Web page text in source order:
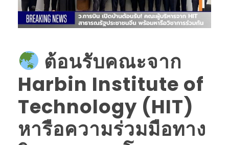
ต้อนรับคณะจาก
Harbin Institute of
Technology (HIT)
หารือความร่วมมือทาง